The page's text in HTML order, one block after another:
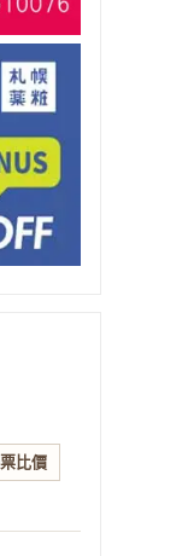
比價